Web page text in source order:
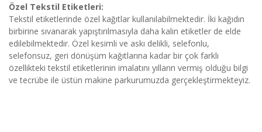
Özel Tekstil Etiketleri:
Tekstil etiketlerinde özel kağıtlar kullanılabilmektedir. İki kağıdın
birbirine sıvanarak yapıştırılmasıyla daha kalın etiketler de elde
edilebilmektedir. Özel kesimli ve askı delikli, selefonlu,
selefonsuz, geri dönüşüm kağıtlarına kadar bir çok farklı
özellikteki tekstil etiketlerinin imalatını yılların vermiş olduğu bilgi
ve tecrübe ile üstün makine parkurumuzda gerçekleştirmekteyiz.